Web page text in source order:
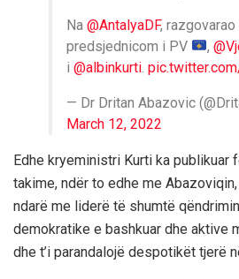
Na @AntalyaDF,
predsjednicom i PV
,
i @albinkurti
— Dr Dritan Abazovic
March 12, 2022
Edhe kryeministri Kurti ka publikuar
takime, ndër to edhe me
ndarë me liderë të shumtë
demokratike e bashkuar dhe aktive
dhe t’i parandalojë despotikët tjerë